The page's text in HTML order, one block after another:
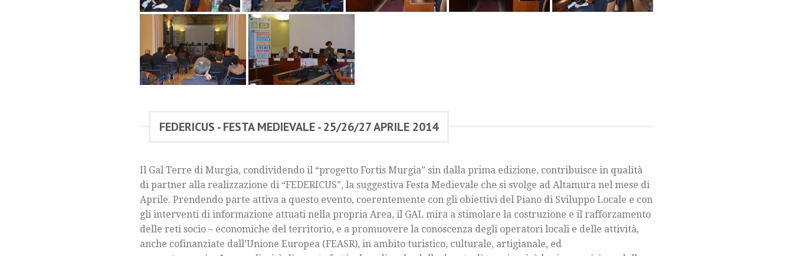
FEDERICUS - FESTA MEDIEVALE - 25/26/27 APRILE 2014
Il Gal Terre di Murgia, condividendo il “progetto Fortis Murgia” sin dalla prima edizione, contribuisce in qualità
di partner alla realizzazione di “FEDERICUS”, la suggestiva Festa Medievale che si svolge ad Altamura nel mese di
Aprile. Prendendo parte attiva a questo evento, coerentemente con gli obiettivi del Piano di Sviluppo Locale e con
gli interventi di informazione attuati nella propria Area, il GAL mira a stimolare la costruzione e il rafforzamento
delle reti socio – economiche del territorio, e a promuovere la conoscenza degli operatori locali e delle attività,
anche cofinanziate dall’Unione Europea (FEASR), in ambito turistico, culturale, artigianale, ed